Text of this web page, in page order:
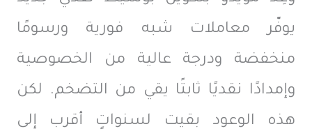
يوفّر معاملات شبه فورية ورسومًا
منخفضة ودرجة عالية من الخصوصية
وإمدادًا نقديًا ثابتًا يقي من التضخم. لكن
هذه الوعود بقيت لسنواتٍ أقرب إلى